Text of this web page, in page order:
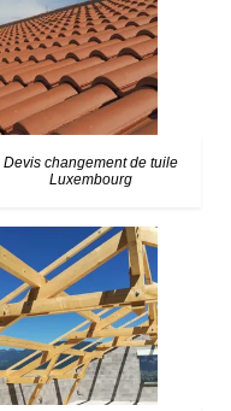
Devis changement de tuile
Luxembourg